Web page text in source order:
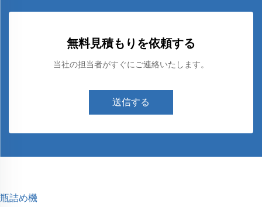
無料見積もりを依頼する
当社の担当者がすぐにご連絡いたします。
送信する
瓶詰め機